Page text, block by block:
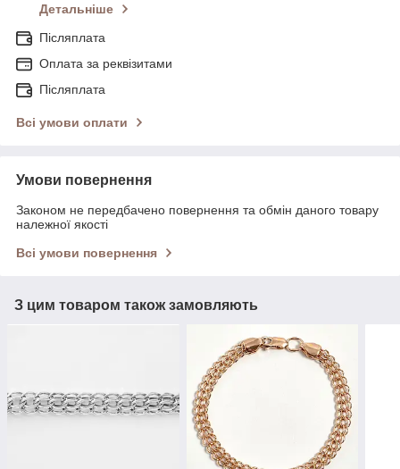
Детальніше
Післяплата
Оплата за реквізитами
Післяплата
Всі умови оплати
Умови повернення
Законом не передбачено повернення та обмін даного товару
належної якості
Всі умови повернення
З цим товаром також замовляють